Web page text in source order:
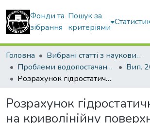
Фонди та
зібрання
Пошук за
критеріями
Головна
Вибрані статті з наукових збірників КНУБА
Проблеми водопостачання, водовідведення та гідравліки
Вип.
Розрахунок гідростатичного тиску на криволінійну поверхню. Універсальний алгоритм трьох команд - к123
Розрахунок
на криволінійну